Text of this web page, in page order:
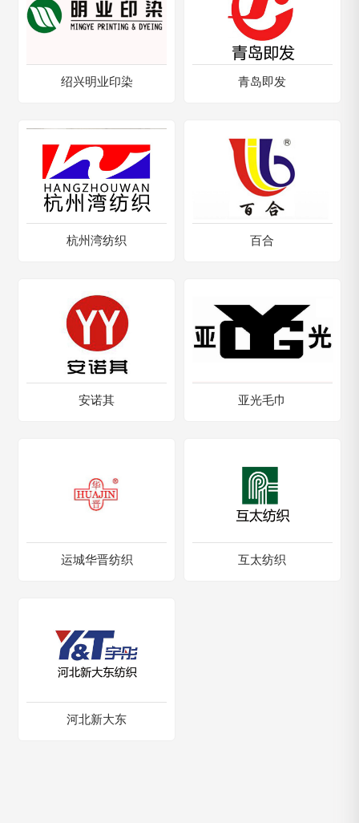
绍兴明业印染 青岛即发
杭州湾纺织 百合
安诺其 亚光毛巾
运城华晋纺织 互太纺织
河北新大东